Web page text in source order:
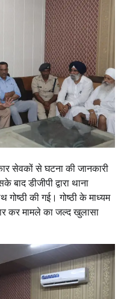
सेवकों से घटना की जानकारी
बाद डीजीपी द्वारा थाना
की गई। गोष्ठी के माध्यम
कर मामले का जल्द खुलासा